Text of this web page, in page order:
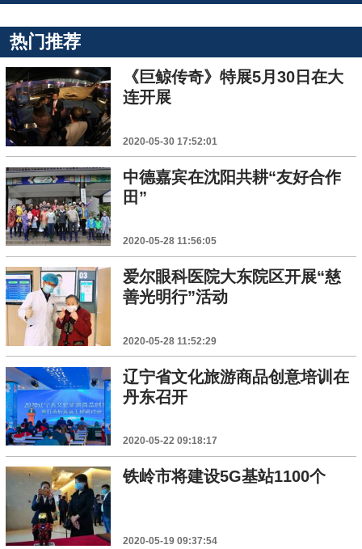
热门推荐
《巨鲸传奇》特展5月30日在大
连开展
2020-05-30 17:52:01
中德嘉宾在沈阳共耕“友好合作
田”
2020-05-28 11:56:05
爱尔眼科医院大东院区开展“慈
善光明行”活动
2020-05-28 11:52:29
辽宁省文化旅游商品创意培训在
丹东召开
2020-05-22 09:18:17
铁岭市将建设5G基站1100个
2020-05-19 09:37:54